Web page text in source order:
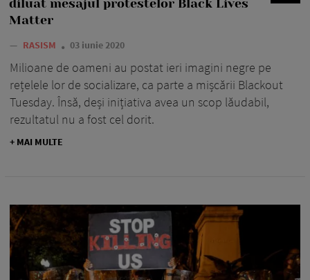
diluat mesajul protestelor Black Lives
Matter
— RASISM 03 iunie 2020
Milioane de oameni au postat ieri imagini negre pe
rețelele lor de socializare, ca parte a mișcării Blackout
Tuesday. Însă, deși inițiativa avea un scop lăudabil,
rezultatul nu a fost cel dorit.
+ MAI MULTE